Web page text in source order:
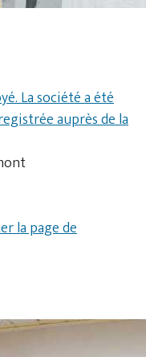
La société a été
auprès de la
la page de